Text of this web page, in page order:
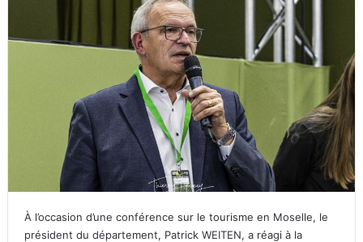
À l’occasion d’une conférence sur le tourisme en Moselle, le
président du département, Patrick WEITEN, a réagi à la